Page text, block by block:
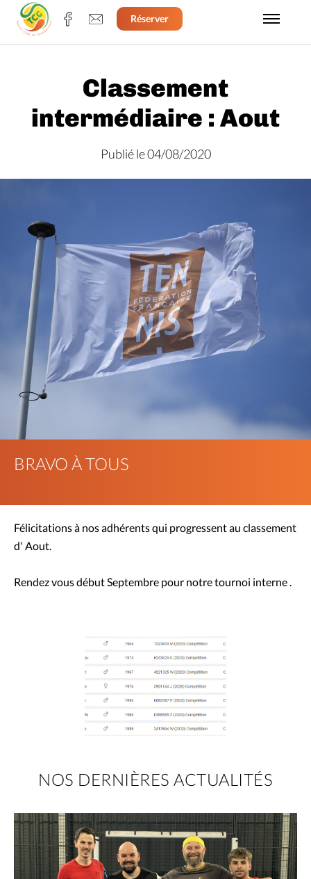
Réserver
Classement
intermédiaire : Aout
Publié le 04/08/2020
BRAVO À TOUS
Félicitations à nos adhérents qui progressent au classement
d' Aout.
Rendez vous début Septembre pour notre tournoi interne .
NOS DERNIÈRES ACTUALITÉS